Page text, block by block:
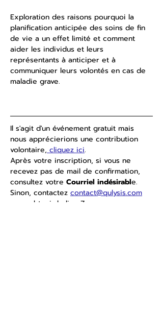
Exploration des raisons pourquoi la
planification anticipée des soins de fin
de vie a un effet limité et comment
aider les individus et leurs
représentants à anticiper et à
communiquer leurs volontés en cas de
maladie grave.
Il s'agit d'un événement gratuit mais
nous apprécierions une contribution
volontaire, cliquez ici.
Après votre inscription, si vous ne
recevez pas de mail de confirmation,
consultez votre Courriel indésirable.
Sinon, contactez contact@qulysis.com
pour obtenir le lien Zoom.